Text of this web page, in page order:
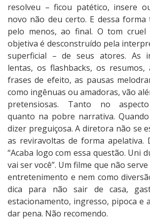
resolveu – ficou patético, insere
novo não deu certo. E dessa forma
pelo menos, ao final. O tom cruel
objetiva é desconstruído pela
superficial – de seus atores. As
lentas, os flashbacks, os resumos,
frases de efeito, as pausas
como ingênuas ou amadoras, vão
pretensiosas. Tanto no aspecto
quanto na pobre narrativa.
dizer preguiçosa. A diretora não se
as reviravoltas de forma apelativa.
“Acaba logo com essa questão. Uni
vai ser você”. Um filme que não
entretenimento e nem como
dica para não sair de casa,
estacionamento, ingresso, pipoca e
dar pena. Não recomendo.